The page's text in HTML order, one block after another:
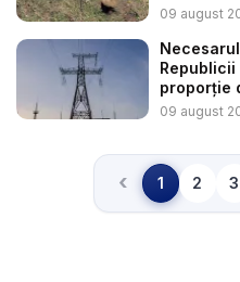
09 august
proporție
09 august
‹Înapoi
1 2 3